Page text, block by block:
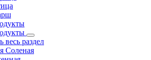
весь раздел
Соленая